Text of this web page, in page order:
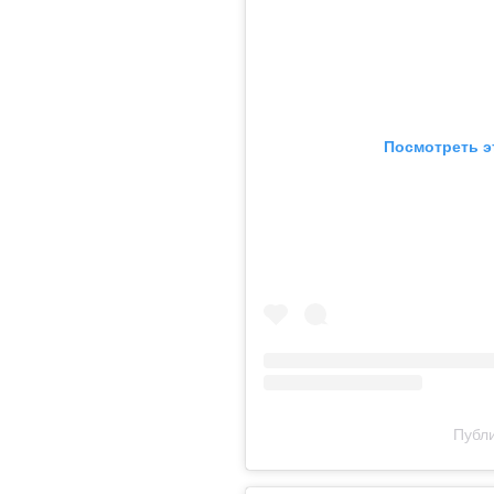
Посмотреть